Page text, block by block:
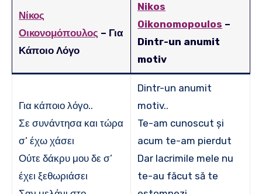
Νίκος
Οικονομόπουλος – Για
Κάποιο Λόγο
Nikos
Oikonomopoulos –
Dintr-un anumit
motiv
Για κάποιο λόγο..
Σε συνάντησα και τώρα
σ’ έχω χάσει
Ούτε δάκρυ μου δε σ’
έχει ξεθωριάσει
Dintr-un anumit
motiv..
Te-am cunoscut și
acum te-am pierdut
Dar lacrimile mele nu
te-au făcut să te